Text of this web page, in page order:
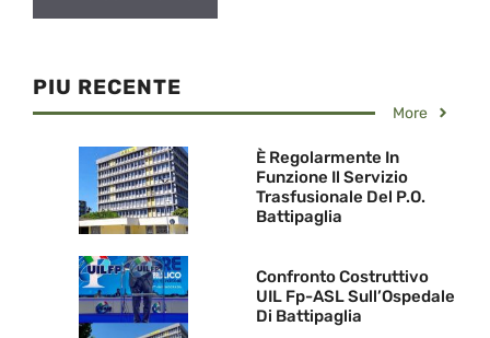
PIU RECENTE
More
È Regolarmente In
Funzione Il Servizio
Trasfusionale Del P.O.
Battipaglia
Confronto Costruttivo
UIL Fp-ASL Sull’Ospedale
Di Battipaglia